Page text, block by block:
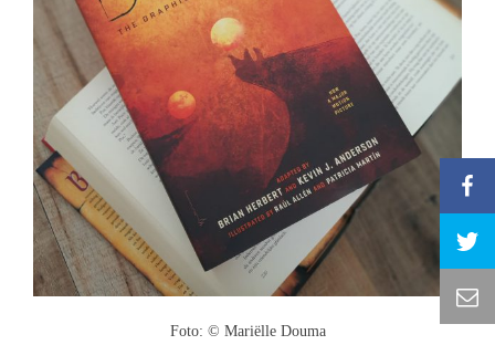
Foto: © Mariëlle Douma